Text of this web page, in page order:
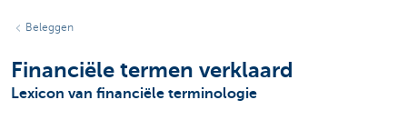
Beleggen
Financiële termen verklaard
Lexicon van financiële terminologie